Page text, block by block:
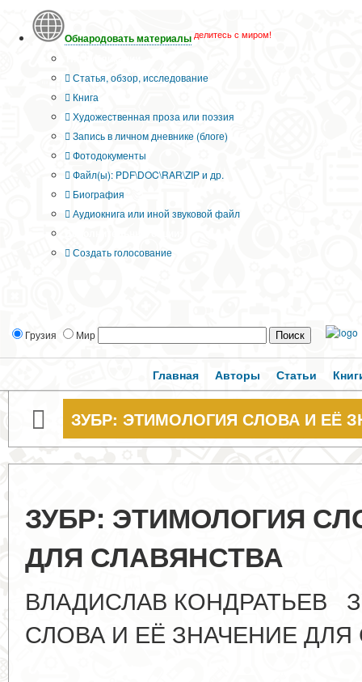
Обнародовать материалы делитесь с миром!
Статья, обзор, исследование
Книга
Художественная проза или поэзия
Запись в личном дневнике (блоге)
Фотодокументы
Файл(ы): PDF\DOC\RAR\ZIP и др.
Биография
Аудиокнига или иной звуковой файл
Создать голосование
Грузия Мир
Главная Авторы Статьи
ЗУБР: ЭТИМОЛОГИЯ СЛОВА И ЕЁ
ЗУБР: ЭТИМОЛОГИЯ
ДЛЯ СЛАВЯНСТВА
ВЛАДИСЛАВ КОНДРАТЬЕВ
СЛОВА И ЕЁ ЗНАЧЕНИЕ